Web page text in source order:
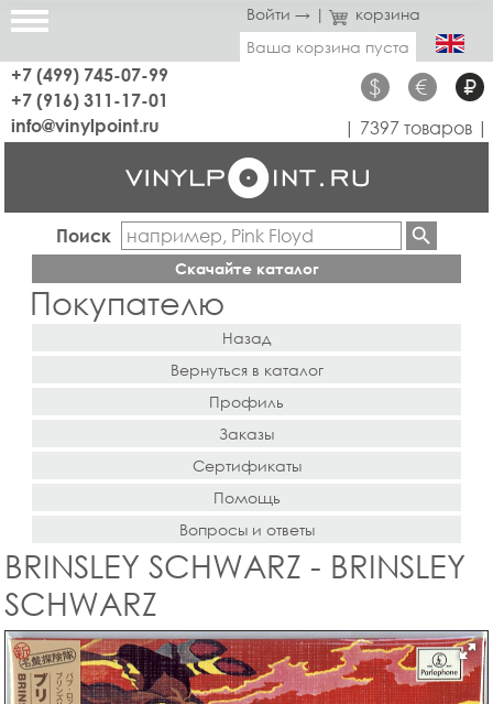
Войти → |
корзина
Ваша корзина пуста
+7 (499) 745-07-99
+7 (916) 311-17-01
$ € ₽
info@vinylpoint.ru | 7397 товаров |
Поиск
Скачайте каталог
Покупателю
Назад
Вернуться в каталог
Профиль
Заказы
Сертификаты
Помощь
Вопросы и ответы
BRINSLEY SCHWARZ - BRINSLEY
SCHWARZ